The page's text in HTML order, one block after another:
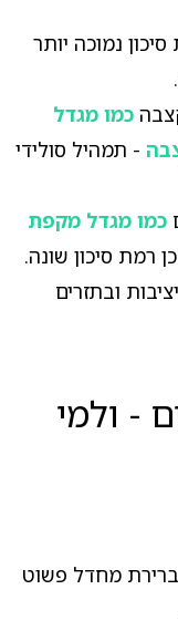
נמוכה יותר
כמו מגדל
- תמהיל סולידי
כמו מגדל מקפת
רמת סיכון שונה.
ובתזרים
- ולמי
מחדל פשוט